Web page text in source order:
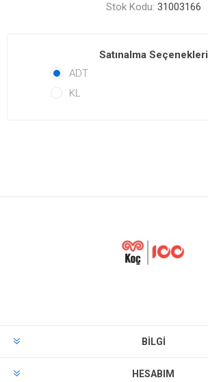
Stok Kodu: 31003166
Satınalma Seçenekleri
ADT
KL
BILGI
HESABIM